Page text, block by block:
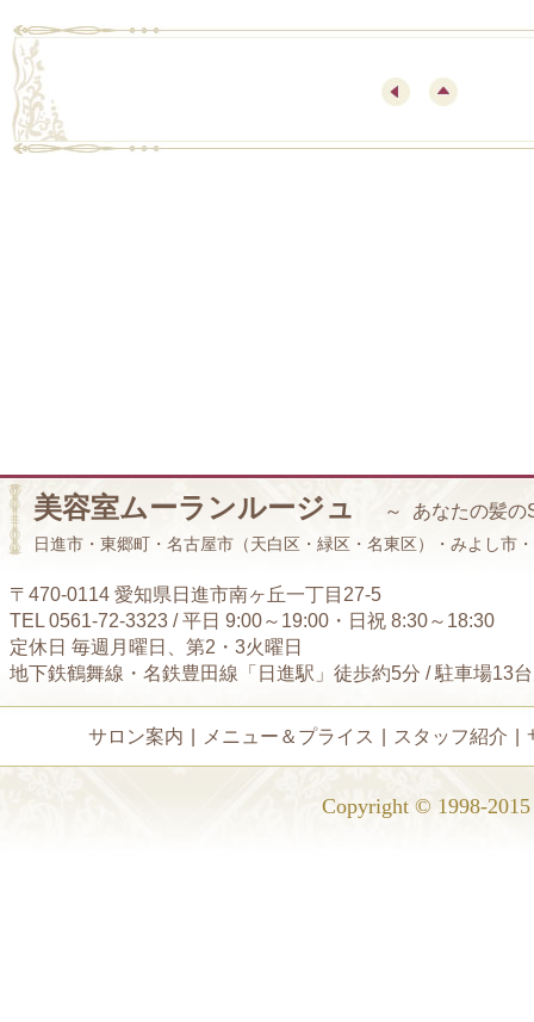
美容室ムーランルージュ ～ あなたの髪の
日進市・東郷町・名古屋市（天白区・緑区・名東区）・みよし市
〒470-0114 愛知県日進市南ヶ丘一丁目27-5
TEL 0561-72-3323 / 平日 9:00～19:00・日祝 8:30～18:30
定休日 毎週月曜日、第2・3火曜日
地下鉄鶴舞線・名鉄豊田線「日進駅」徒歩約5分 / 駐車場13
サロン案内 メニュー＆プライス スタッフ紹介
Copyright © 1998-